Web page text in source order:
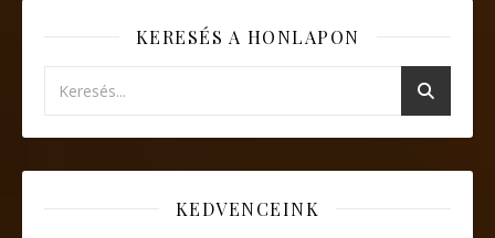
KERESÉS A HONLAPON
KEDVENCEINK